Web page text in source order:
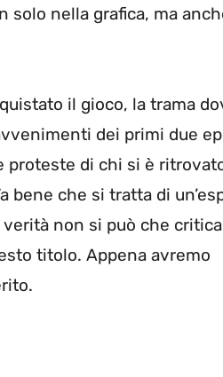
solo nella grafica, ma
il gioco, la trama
dei primi due
proteste di chi si è
bene che si tratta di
non si può che
titolo. Appena avremo